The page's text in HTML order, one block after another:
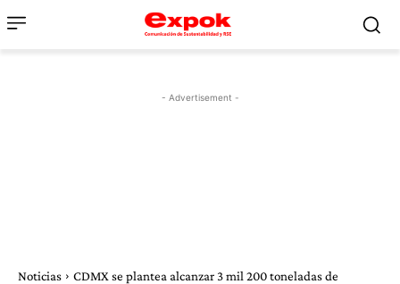
- Advertisement -
Noticias
CDMX se plantea alcanzar 3 mil 200 toneladas de